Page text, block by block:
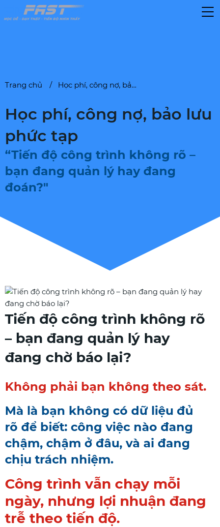
Trang chủ Học phí, công nợ, bảo lưu phức tạp
Học phí, công nợ, bảo lưu
phức tạp
“Tiến độ công trình không rõ –
bạn đang quản lý hay đang
đoán?"
Tiến độ công trình không rõ
– bạn đang quản lý hay
đang chờ báo lại?
Không phải bạn không theo sát.
Mà là bạn không có dữ liệu đủ
rõ để biết: công việc nào đang
chậm, chậm ở đâu, và ai đang
chịu trách nhiệm.
Công trình vẫn chạy mỗi
ngày, nhưng lợi nhuận đang
trễ theo tiến độ.